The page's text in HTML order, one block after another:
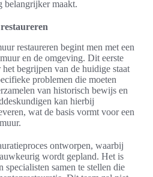
belangrijker maakt.
restaureren begint men met een
en de omgeving. Dit eerste
begrijpen van de huidige staat
problemen die moeten
van historisch bewijs en
kan hierbij
wat de basis vormt voor een
ontworpen, waarbij
wordt gepland. Het is
specialisten samen te stellen die